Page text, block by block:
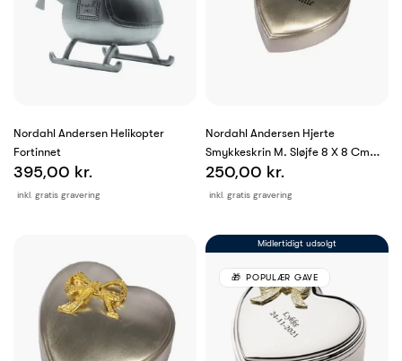
Nordahl Andersen Helikopter
Fortinnet
inkl. gratis gravering
395,00 kr.
Nordahl Andersen Hjerte
Smykkeskrin M. Sløjfe 8 X 8 Cm
Fortinnet
inkl. gratis gravering
250,00 kr.
Midlertidigt udsolgt
POPULÆR GAVE